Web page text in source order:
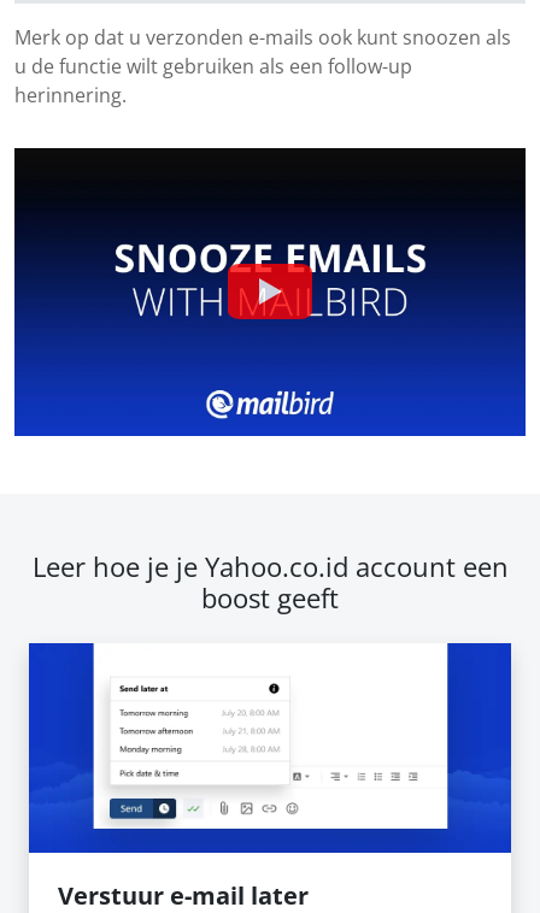
Merk op dat u verzonden e-mails ook kunt snoozen als
u de functie wilt gebruiken als een follow-up
herinnering.
Leer hoe je je Yahoo.co.id account een
boost geeft
Verstuur e-mail later